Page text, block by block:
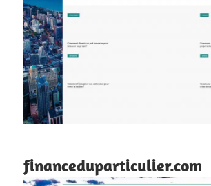
financeduparticulier.com